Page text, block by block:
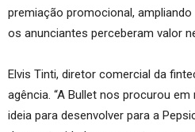
premiação promocional,
os anunciantes perceberam valor
Elvis Tinti, diretor comercial da
agência. “A Bullet nos procurou
ideia para desenvolver para a